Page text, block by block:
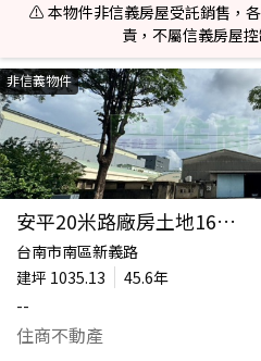
⚠️ 本物件非信義房屋受託銷售，
責，不屬信義房屋
非信義物件
安平20米路廠房土地1633坪
台南市南區新義路
建坪 1035.13
45.6年
--
住商不動產